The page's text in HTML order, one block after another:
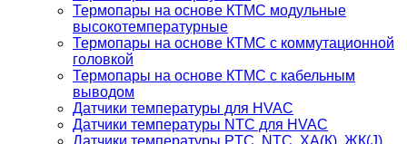
Термопары на основе КТМС модульные
высокотемпературные
Термопары на основе КТМС с коммутационной
головкой
Термопары на основе КТМС с кабельным
выводом
Датчики температуры для HVAC
Датчики температуры NTC для HVAC
Датчики температуры PTС, NTC, ХА(К), ЖК(J),